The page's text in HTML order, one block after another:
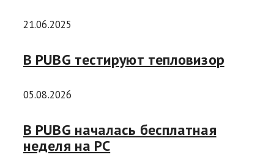
21.06.2025
В PUBG тестируют тепловизор
05.08.2026
В PUBG началась бесплатная
неделя на PC